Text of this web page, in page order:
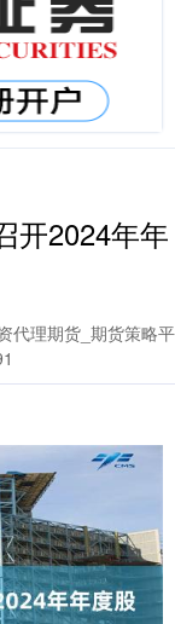
开2024年年
代理期货_期货策略平